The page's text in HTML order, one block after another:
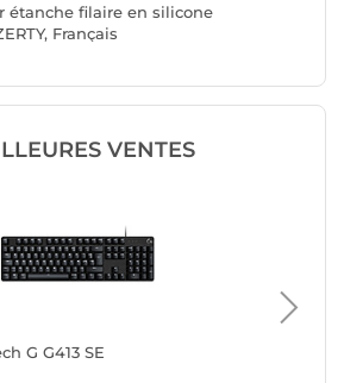
étanche filaire en silicone
Français
VENTES
G G413 SE